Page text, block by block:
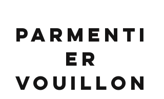
PARMENTI
ER
VOUILLON